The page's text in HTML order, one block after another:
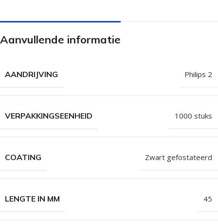
Aanvullende informatie
AANDRIJVING Philips 2
VERPAKKINGSEENHEID 1000 stuks
COATING Zwart gefostateerd
LENGTE IN MM 45